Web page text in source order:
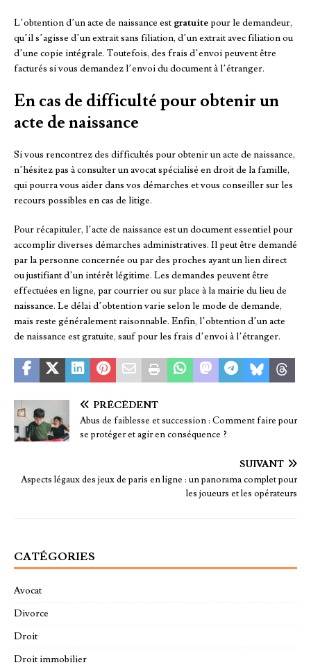
L’obtention d’un acte de naissance est gratuitepour le demandeur,
qu’il s’agisse d’un extrait sans filiation, d’un extrait avec filiation ou
d’une copie intégrale. Toutefois, des frais d’envoi peuvent être
facturés si vous demandez l’envoi du document à l’étranger.
En cas de difficulté pour obtenir un
acte de naissance
Si vous rencontrez des difficultés pour obtenir un acte de naissance,
n’hésitez pas à consulter un avocat spécialisé en droit de la famille,
qui pourra vous aider dans vos démarches et vous conseiller sur les
recours possibles en cas de litige.
Pour récapituler, l’acte de naissance est un document essentiel pour
accomplir diverses démarches administratives. Il peut être demandé
par la personne concernée ou par des proches ayant un lien direct
ou justifiant d’un intérêt légitime. Les demandes peuvent être
effectuées en ligne, par courrier ou sur place à la mairie du lieu de
naissance. Le délai d’obtention varie selon le mode de demande,
mais reste généralement raisonnable. Enfin, l’obtention d’un acte
de naissance est gratuite, sauf pour les frais d’envoi à l’étranger.
PRÉCÉDENT
Abus de faiblesse et succession : Comment faire pour
se protéger et agir en conséquence ?
SUIVANT
Aspects légaux des jeux de paris en ligne : un panorama complet pour
les joueurs et les opérateurs
CATÉGORIES
Avocat
Divorce
Droit
Droit immobilier